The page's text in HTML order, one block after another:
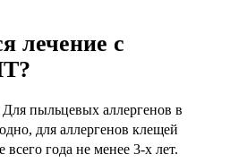
лечение с
пыльцевых аллергенов в
для аллергенов клещей
года не менее 3-х лет.